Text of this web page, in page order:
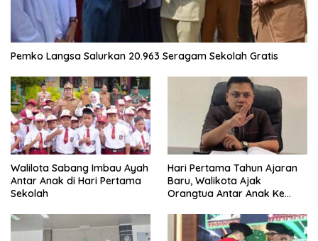
Pemko Langsa Salurkan 20.963 Seragam Sekolah Gratis
Walilota Sabang Imbau Ayah
Antar Anak di Hari Pertama
Sekolah
Hari Pertama Tahun Ajaran
Baru, Walikota Ajak
Orangtua Antar Anak Ke